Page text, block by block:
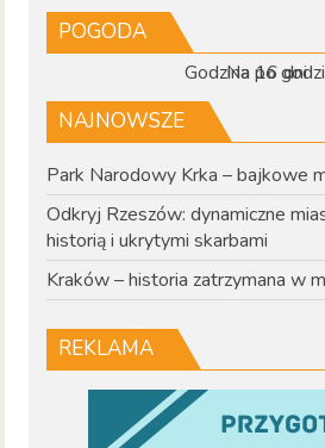
POGODA
Godzina po
Na 16 dni
NAJNOWSZE
Park Narodowy Krka – bajkowe
Odkryj Rzeszów: dynamiczne
historią i ukrytymi skarbami
Kraków – historia zatrzymana w
REKLAMA